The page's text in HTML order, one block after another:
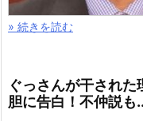
» 続きを読む
ぐっさんが干され
胆に告白！不仲説も..